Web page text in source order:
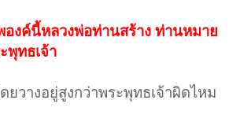
องค์นี้หลวงพ่อท่านสร้าง ท่านหมาย
พุทธเจ้า
ยวางอยู่สูงกว่าพระพุทธเจ้าผิดไหม